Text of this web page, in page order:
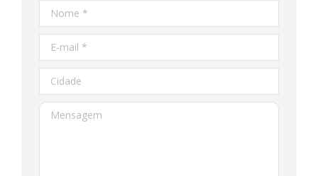
Nome *
E-mail *
Cidade
Mensagem